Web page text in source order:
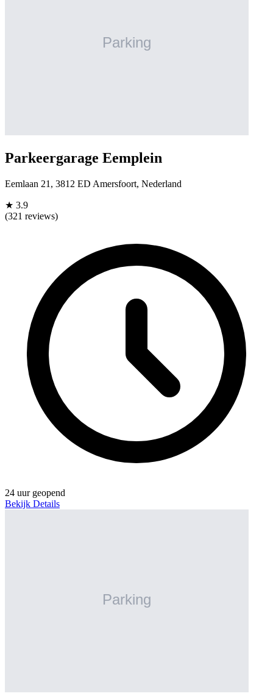
Parkeergarage Eemplein
Eemlaan 21, 3812 ED Amersfoort, Nederland
★ 3.9
(321 reviews)
24 uur geopend
Bekijk Details